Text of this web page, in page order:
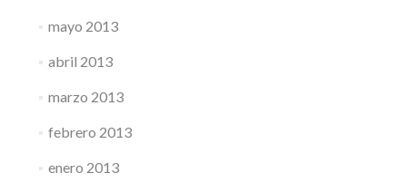
mayo 2013
abril 2013
marzo 2013
febrero 2013
enero 2013